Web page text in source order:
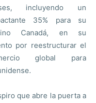
incluyendo un
35% para su
Canadá, en su
por reestructurar el
global para
que abre la puerta a